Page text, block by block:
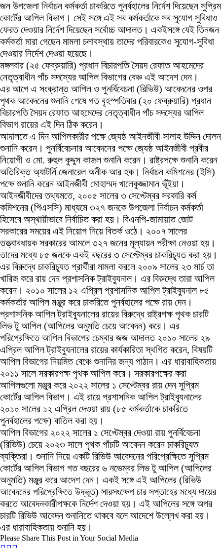
জন উপজেলা নির্বাচন কর্মকর্তা চাকরিতে পুনর্বহালের নির্দেশ দিয়েছেন সুপ্রিম
কোর্টের আপিল বিভাগ। সেই সঙ্গে এই সব কর্মকর্তাকে সব সুযোগ সুবিধাও
ফেরত দেওয়ার নির্দেশ দিয়েছেন সর্বোচ্চ আদালত। একইসঙ্গে যেই তিনজন
কর্মকর্তা মারা গেছেন মামলা চলাবস্থায় তাদের পরিবারকেও সুযোগ-সুবিধা
দেওয়ার নির্দেশ দেওয়া হয়েছে।
মঙ্গলবার (২৫ ফেব্রুয়ারি) প্রধান বিচারপতি সৈয়দ রেফাত আহমেদের
নেতৃত্বাধীন পাঁচ সদস্যের আপিল বিভাগের বেঞ্চ এই আদেশ দেন।
এর আগে এ সংক্রান্ত আপিল ও পুনর্বিবেচনা (রিভিউ) আবেদনের ওপর
পৃথক আবেদনের শুনানি শেষে গত বৃহস্পতিবার (২০ ফেব্রুয়ারি) প্রধান
বিচারপতি সৈয়দ রেফাত আহমেদের নেতৃত্বাধীন পাঁচ সদস্যের আপিল
বিভাগ রায়ের এই দিন ঠিক করেন।
আদালতে এ দিন আপিলকারীর পক্ষে জ্যেষ্ঠ আইনজীবী সালাহ উদ্দিন দোলন
শুনানি করেন। পুনর্বিবেচনার আবেদনের পক্ষে জ্যেষ্ঠ আইনজীবী প্রবীর
নিয়োগী ও মো. রুহুল কুদ্দুস কাজল শুনানি করেন। রাষ্ট্রপক্ষে শুনানি করেন
অতিরিক্ত অ্যাটর্নি জেনারেল অনীক আর হক। নির্বাচন কমিশনের (ইসি)
পক্ষে শুনানি করেন আইনজীবী মোহাম্মদ খালেকুজ্জামান ভূঁইয়া।
আইনজীবীদের তথ্যমতে, ২০০৫ সালের ৩ সেপ্টেম্বর সরকারি কর্ম
কমিশনের (পিএসসি) মাধ্যমে ৩২৭ জনকে উপজেলা নির্বাচন কর্মকর্তা
হিসেবে অস্থায়ীভাবে নির্বাচিত করা হয়। বিএনপি-জামায়াত জোট
সরকারের সময়ের এই নিয়োগ নিয়ে বিতর্ক ওঠে। ২০০৭ সালের
তত্ত্বাবধায়ক সরকারের আমলে ৩২৭ জনের মূল্যায়ন পরীক্ষা নেওয়া হয়।
তাদের মধ্যে ৮৫ জনকে একই বছরের ৩ সেপ্টেম্বর চাকরিচ্যুত করা হয়।
এর বিরুদ্ধে চাকরিচ্যুত প্রার্থীরা মামলা করলে ২০০৯ সালের ২৩ মার্চ তা
খারিজ করে রায় দেন প্রশাসনিক ট্রাইব্যুনাল। এর বিরুদ্ধে তারা আপিল
করেন। ২০১০ সালের ১২ এপ্রিল প্রশাসনিক আপিল ট্রাইব্যুনাল ৮৫
কর্মকর্তার আপিল মঞ্জুর করে চাকরিতে পুনর্বহালের পক্ষে রায় দেন।
প্রশাসনিক আপিল ট্রাইব্যুনালের রায়ের বিরুদ্ধে রাষ্ট্রপক্ষ পৃথক চারটি
লিভ টু আপিল (আপিলের অনুমতি চেয়ে আবেদন) করে। এর
পরিপ্রেক্ষিতে আপিল বিভাগের চেম্বার জজ আদালত ২০১০ সালের ২৯
এপ্রিল আপিল ট্রাইব্যুনালের রায়ের কার্যকারিতা স্থগিত করেন, বিষয়টি
আপিল বিভাগের নিয়মিত বেঞ্চে শুনানির জন্য পাঠান। এর ধারাবাহিকতায়
২০১১ সালে সরকারপক্ষ পৃথক আপিল করে। সরকারপক্ষের করা
আপিলগুলো মঞ্জুর করে ২০২২ সালের ১ সেপ্টেম্বর রায় দেন সুপ্রিম
কোর্টের আপিল বিভাগ। এই রায়ে প্রশাসনিক আপিল ট্রাইব্যুনালের
২০১০ সালের ১২ এপ্রিল দেওয়া রায় (৮৫ কর্মকর্তাকে চাকরিতে
পুনর্বহালের পক্ষে) বাতিল করা হয়।
আপিল বিভাগের ২০২২ সালের ১ সেপ্টেম্বর দেওয়া রায় পুনর্বিবেচনা
(রিভিউ) চেয়ে ২০২৩ সালে পৃথক পাঁচটি আবেদন করেন চাকরিচ্যুত
ব্যক্তিরা। শুনানি নিয়ে একটি রিভিউ আবেদনের পরিপ্রেক্ষিতে সুপ্রিম
কোর্টের আপিল বিভাগ গত বছরের ৬ নভেম্বর লিভ টু আপিল (আপিলের
অনুমতি) মঞ্জুর করে আদেশ দেন। একই সঙ্গে এই আপিলের (রিভিউ
আবেদনের পরিপ্রেক্ষিতে উদ্ভূত) সারসংক্ষেপ চার সপ্তাহের মধ্যে দায়ের
করতে আবেদনকারীপক্ষকে নির্দেশ দেওয়া হয়। এই আপিলের সঙ্গে অপর
চারটি রিভিউ আবেদন শুনানিতে থাকবে বলে আদেশে উল্লেখ করা হয়।
এর ধারাবাহিকতায় শুনানি হয়।
Please Share This Post in Your Social Media